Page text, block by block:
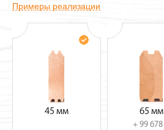
Примеры реализации
45 мм 65 мм
+ 99 678